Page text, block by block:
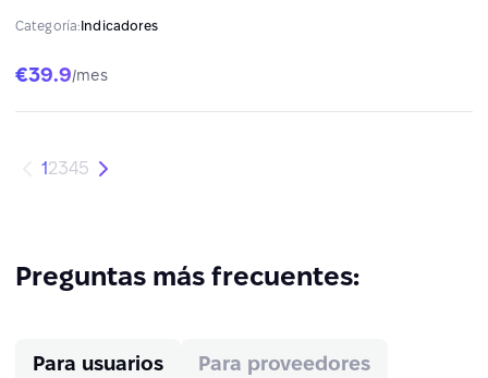
volumen/delta (POC/VAH/VAL). Rastrea niveles vírgenes,
Categoría:Indicadores
€39.9/mes
12345
Preguntas más frecuentes:
Para usuarios Para proveedores